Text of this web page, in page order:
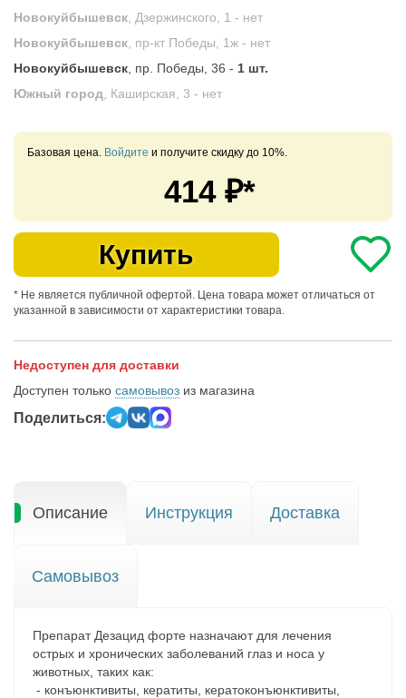
Новокуйбышевск , Дзержинского, 1 - нет
Новокуйбышевск , пр-кт Победы, 1ж - нет
Новокуйбышевск , пр. Победы, 36 - 1 шт.
Южный город , Каширская, 3 - нет
Базовая цена. Войдите и получите скидку до 10%.
414₽*
Купить
* Не является публичной офертой. Цена товара может отличаться от
указанной в зависимости от характеристики товара.
Недоступен для доставки
Доступен только самовывоз из магазина
Поделиться:
Описание Инструкция Доставка
Самовывоз
Препарат Дезацид форте назначают для лечения
острых и хронических заболеваний глаз и носа у
животных, таких как:
- конъюнктивиты, кератиты, кератоконъюнктивиты,